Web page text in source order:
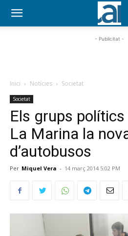
- Publicitat -
Inici Notícies Societat
Societat
Els grups
La Marina la
d’autobusos
Per Miquel Vera - 14 març 2014 5:02 PM